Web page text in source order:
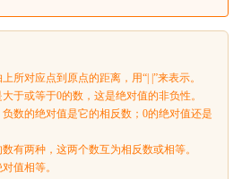
所对应点到原点的距离，用“| |”来表示。
于或等于0的数，这是绝对值的非负性。
数的绝对值是它的相反数；0的绝对值还是
有两种，这两个数互为相反数或相等。
值相等。